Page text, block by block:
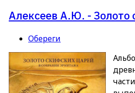
Алексеев А.Ю. - Золото
Обереги